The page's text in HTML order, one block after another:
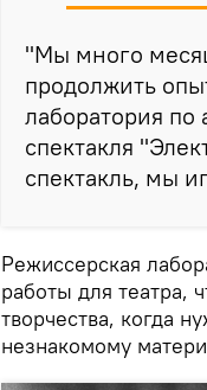
"Мы много
продолжить
лаборатория по
спектакля
спектакль, мы
Режиссерская
работы для театра,
творчества, когда
незнакомому